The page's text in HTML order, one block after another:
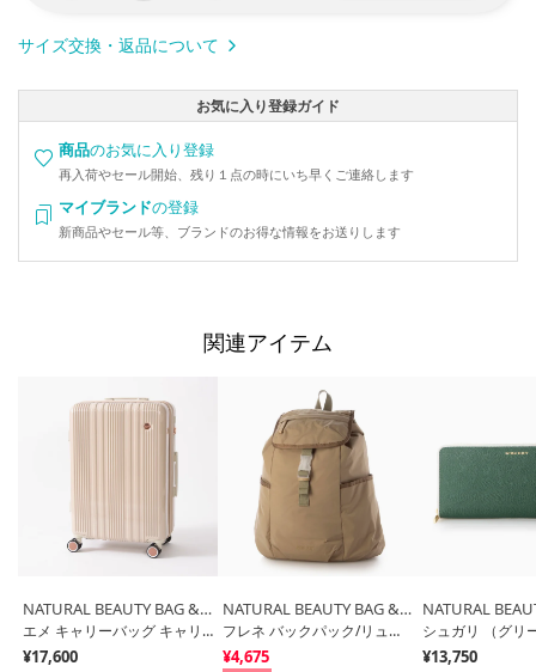
サイズ交換・返品について
お気に入り登録ガイド
商品のお気に入り登録
再入荷やセール開始、残り１点の時にいち早くご連絡します
マイブランドの登録
新商品やセール等、ブランドのお得な情報をお送りします
関連アイテム
NATURAL BEAUTY BAG & WALLET
エメ キャリーバッグ キャリーケース 拡張タイプ【 海外旅行にも 約62～70リットル 3泊 4泊 5泊程度 】 （ベージュ）
¥17,600
NATURAL BEAUTY BAG & WALLET
フレネ バックパック/リュック （ベージュ）
¥4,675
シュガリ （グリ
¥13,750